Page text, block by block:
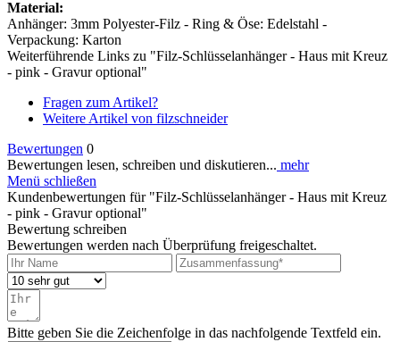
Material:
Anhänger: 3mm Polyester-Filz - Ring & Öse: Edelstahl -
Verpackung: Karton
Weiterführende Links zu "Filz-Schlüsselanhänger - Haus mit Kreuz
- pink - Gravur optional"
Fragen zum Artikel?
Weitere Artikel von filzschneider
Bewertungen 0
Bewertungen lesen, schreiben und diskutieren... mehr
Menü schließen
Kundenbewertungen für "Filz-Schlüsselanhänger - Haus mit Kreuz
- pink - Gravur optional"
Bewertung schreiben
Bewertungen werden nach Überprüfung freigeschaltet.
Bitte geben Sie die Zeichenfolge in das nachfolgende Textfeld ein.